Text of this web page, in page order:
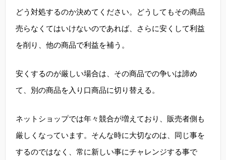
どう対処するのか決めてください。どうしてもその商品
売らなくてはいけないのであれば、さらに安くして利益
を削り、他の商品で利益を補う。
安くするのが厳しい場合は、その商品での争いは諦め
て、別の商品を入り口商品に切り替える。
ネットショップでは年々競合が増えており、販売者側も
厳しくなっています。そんな時に大切なのは、同じ事を
するのではなく、常に新しい事にチャレンジする事で